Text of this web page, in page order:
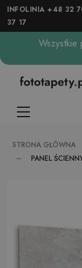
INFOLINIA +48 32
37 17
Wszystkie
STRONA GŁÓWNA
PANEL